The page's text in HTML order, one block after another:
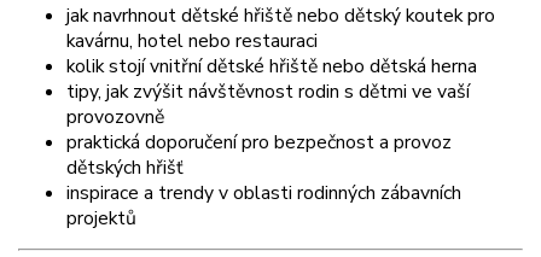
jak navrhnout dětské hřiště nebo dětský koutek pro
kavárnu, hotel nebo restauraci
kolik stojí vnitřní dětské hřiště nebo dětská herna
tipy, jak zvýšit návštěvnost rodin s dětmi ve vaší
provozovně
praktická doporučení pro bezpečnost a provoz
dětských hřišť
inspirace a trendy v oblasti rodinných zábavních
projektů